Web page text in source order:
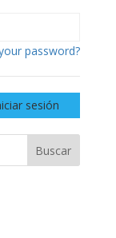
password?
sesión
Buscar